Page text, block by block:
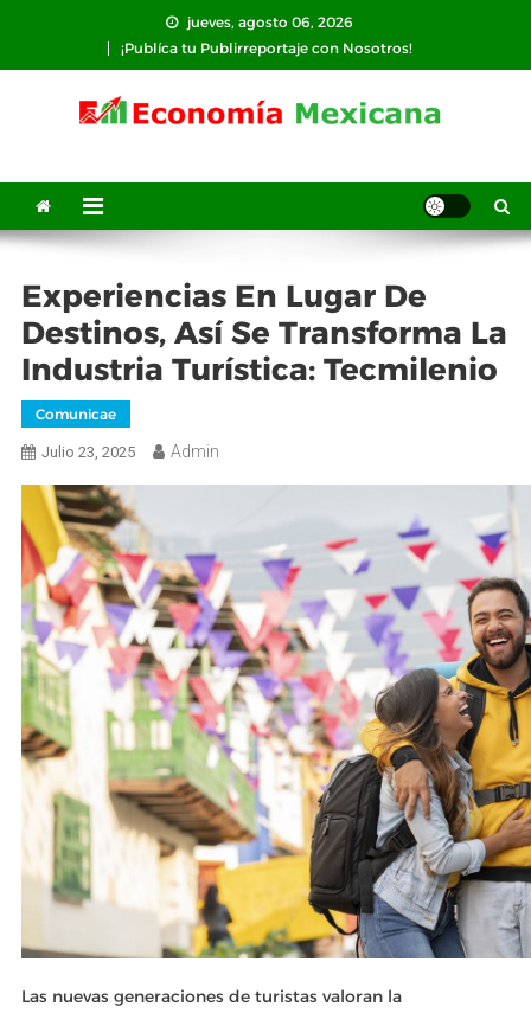
contenido
jueves, agosto 06, 2026
¡Publíca tu Publirreportaje con Nosotros!
Experiencias En Lugar De
Destinos, Así Se Transforma La
Industria Turística: Tecmilenio
Comunicae
Julio 23, 2025 Admin
Las nuevas generaciones de turistas valoran la